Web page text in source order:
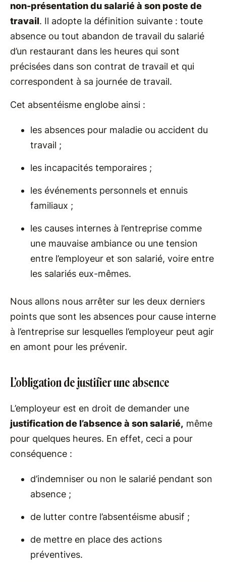
non-présentation du salarié à son poste de
travail. Il adopte la définition suivante : toute
absence ou tout abandon de travail du salarié
d’un restaurant dans les heures qui sont
précisées dans son contrat de travail et qui
correspondent à sa journée de travail.
Cet absentéisme englobe ainsi :
les absences pour maladie ou accident du
travail ;
les incapacités temporaires ;
les événements personnels et ennuis
familiaux ;
les causes internes à l’entreprise comme
une mauvaise ambiance ou une tension
entre l’employeur et son salarié, voire entre
les salariés eux-mêmes.
Nous allons nous arrêter sur les deux derniers
points que sont les absences pour cause interne
à l’entreprise sur lesquelles l’employeur peut agir
en amont pour les prévenir.
L’obligation de justifier une absence
L’employeur est en droit de demander une
justification de l’absence à son salarié, même
pour quelques heures. En effet, ceci a pour
conséquence :
d’indemniser ou non le salarié pendant son
absence ;
de lutter contre l’absentéisme abusif ;
de mettre en place des actions
préventives.